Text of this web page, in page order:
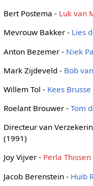
Bert Postema - Luk van
Mevrouw Bakker - Lies
Anton Bezemer - Niek
Mark Zijdeveld - Bob
Willem Tol - Kees Brusse
Roelant Brouwer - Tom
Directeur van
(1991)
Joy Vijver - Perla Thissen
Jacob Berenstein - Huib